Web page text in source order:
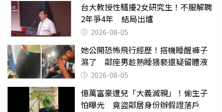
台大教授性騷擾2女研究生！不服解聘
2年爭4年 結局出爐
2026-08-05
她公開恐怖飛行經歷！搭機睡醒褲子
濕了 鄰座男趁熟睡猥褻還疑留體液
2026-08-05
億萬富豪遭兒「大義滅親」！偷生子
怕曝光 竟盜鄰居身份辦假證落戶